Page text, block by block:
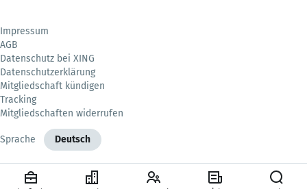
Impressum
AGB
Datenschutz bei XING
Datenschutzerklärung
Mitgliedschaft kündigen
Tracking
Mitgliedschaften widerrufen
Sprache Deutsch